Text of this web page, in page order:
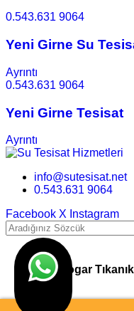
0.543.631 9064
Yeni Girne Su
Ayrıntı
0.543.631 9064
Yeni Girne Tesisat
Ayrıntı
info@sutesisat.net
0.543.631 9064
Facebook X Instagram
Pimaş Logar